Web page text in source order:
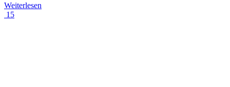
Weiterlesen
15